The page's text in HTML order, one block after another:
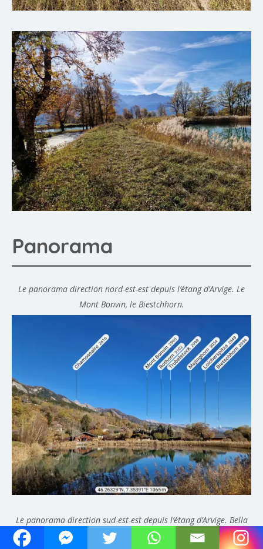
Panorama
Le panorama direction nord-est-est depuis l’étang d’Arvige. Le
Mont Bonvin, le Biestchhorn.
Le panorama direction sud-est-est depuis l’étang d’Arvige. Bella
Tola, le Crêt du Midi, le Mont Noble, Sasseneire.